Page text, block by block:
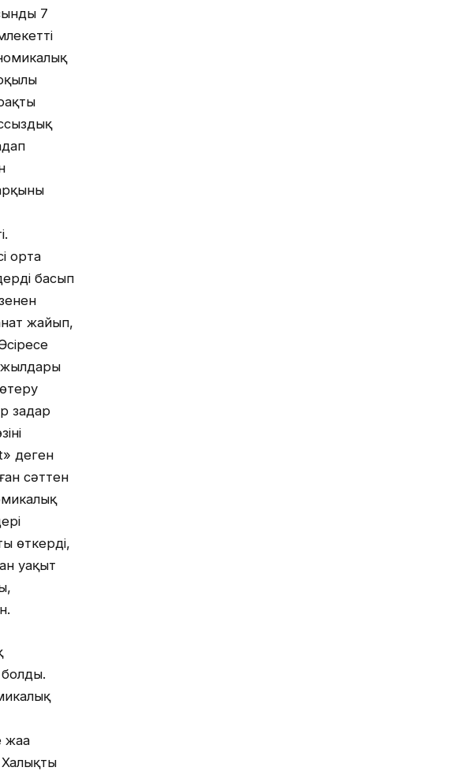
7
орта
басып
жайып,
жылдары
заңдар
деген
сәттен
өткерді,
уақыт